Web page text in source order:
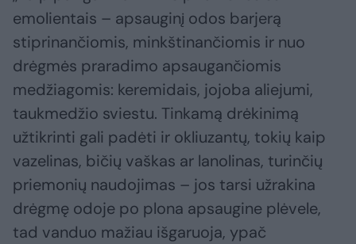
emolientais – apsauginį odos barjerą
stiprinančiomis, minkštinančiomis ir nuo
drėgmės praradimo apsaugančiomis
medžiagomis: keremidais, jojoba aliejumi,
taukmedžio sviestu. Tinkamą drėkinimą
užtikrinti gali padėti ir okliuzantų, tokių kaip
vazelinas, bičių vaškas ar lanolinas, turinčių
priemonių naudojimas – jos tarsi užrakina
drėgmę odoje po plona apsaugine plėvele,
tad vanduo mažiau išgaruoja, ypač